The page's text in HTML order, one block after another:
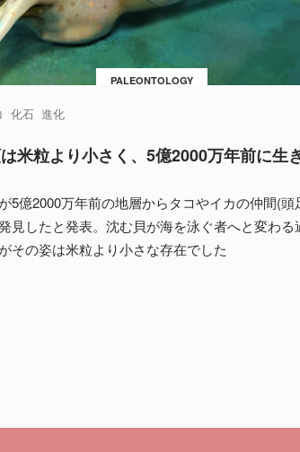
PALEONTOLOGY
化石 進化
米粒より小さく、5億2000万年前に生
5億2000万年前の地層からタコやイカの仲間(頭
見したと発表。沈む貝が海を泳ぐ者へと変わる
その姿は米粒より小さな存在でした